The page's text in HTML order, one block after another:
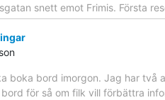
snett emot Frimis. Första
boka bord imorgon. Jag har två
för så om filk vill förbättra